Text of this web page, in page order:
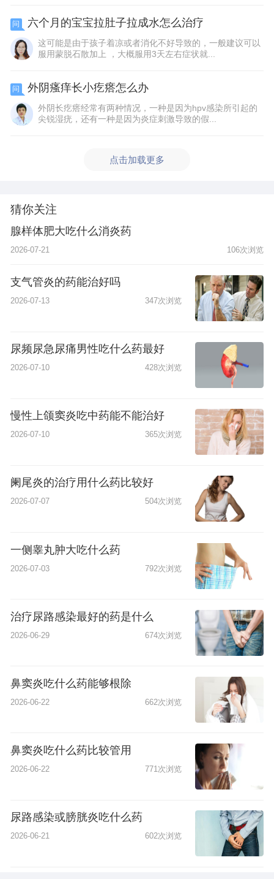
问 六个月的宝宝拉肚子拉成水怎么治疗
这可能是由于孩子着凉或者消化不好导致的，一般建议可以
服用蒙脱石散加上 ，大概服用3天左右症状就...
问 外阴瘙痒长小疙瘩怎么办
外阴长疙瘩经常有两种情况，一种是因为hpv感染所引起的
尖锐湿疣，还有一种是因为炎症刺激导致的假...
点击加载更多
猜你关注
腺样体肥大吃什么消炎药
2026-07-21 106次浏览
支气管炎的药能治好吗
2026-07-13 347次浏览
尿频尿急尿痛男性吃什么药最好
2026-07-10 428次浏览
慢性上颌窦炎吃中药能不能治好
2026-07-10 365次浏览
阑尾炎的治疗用什么药比较好
2026-07-07 504次浏览
一侧睾丸肿大吃什么药
2026-07-03 792次浏览
治疗尿路感染最好的药是什么
2026-06-29 674次浏览
鼻窦炎吃什么药能够根除
2026-06-22 662次浏览
鼻窦炎吃什么药比较管用
2026-06-22 771次浏览
尿路感染或膀胱炎吃什么药
2026-06-21 602次浏览